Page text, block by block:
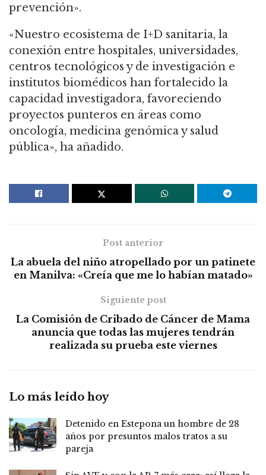
prevención».
«Nuestro ecosistema de I+D sanitaria, la
conexión entre hospitales, universidades,
centros tecnológicos y de investigación e
institutos biomédicos han fortalecido la
capacidad investigadora, favoreciendo
proyectos punteros en áreas como
oncología, medicina genómica y salud
pública», ha añadido.
Post anterior
La abuela del niño atropellado por un patinete
en Manilva: «Creía que me lo habían matado»
Siguiente post
La Comisión de Cribado de Cáncer de Mama
anuncia que todas las mujeres tendrán
realizada su prueba este viernes
Lo más leído hoy
Detenido en Estepona un hombre de 28
años por presuntos malos tratos a su
pareja